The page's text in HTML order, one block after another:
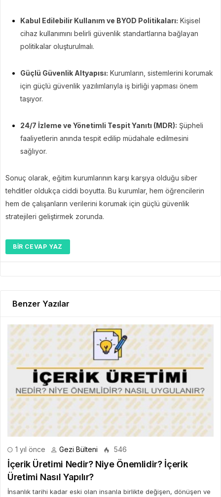
Kabul Edilebilir Kullanım ve BYOD Politikaları: Kişisel
cihaz kullanımını belirli güvenlik standartlarına bağlayan
politikalar oluşturulmalı.
Güçlü Güvenlik Altyapısı: Kurumların, sistemlerini korumak
için güçlü güvenlik yazılımlarıyla iş birliği yapması önem
taşıyor.
24/7 İzleme ve Yönetimli Tespit Yanıtı (MDR): Şüpheli
faaliyetlerin anında tespit edilip müdahale edilmesini
sağlıyor.
Sonuç olarak, eğitim kurumlarının karşı karşıya olduğu siber
tehditler oldukça ciddi boyutta. Bu kurumlar, hem öğrencilerin
hem de çalışanların verilerini korumak için güçlü güvenlik
stratejileri geliştirmek zorunda.
BIR CEVAP YAZ
Benzer Yazılar
1 yıl önce Gezi Bülteni 546
İçerik Üretimi Nedir? Niye Önemlidir? İçerik
Üretimi Nasıl Yapılır?
İnsanlık tarihi kadar eski olan insanla birlikte değişen, dönüşen ve